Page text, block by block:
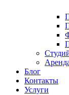
Блог
Контакты
Услуги